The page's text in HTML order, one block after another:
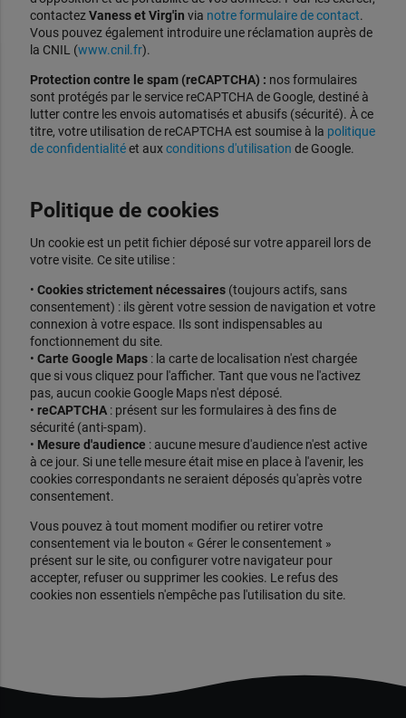
contactezVaness et Virg'in via notre formulaire de contact.
Vous pouvez également introduire une réclamation auprès de
la CNIL (www.cnil.fr).
Protection contre le spam (reCAPTCHA) : nos formulaires
sont protégés par le service reCAPTCHA de Google, destiné à
lutter contre les envois automatisés et abusifs (sécurité). À ce
titre, votre utilisation de reCAPTCHA est soumise à la politique
de confidentialitéet auxconditions d'utilisation de Google.
Politique de cookies
Un cookie est un petit fichier déposé sur votre appareil lors de
votre visite. Ce site utilise :
• Cookies strictement nécessaires(toujours actifs, sans
consentement) : ils gèrent votre session de navigation et votre
connexion à votre espace. Ils sont indispensables au
fonctionnement du site.
• Carte Google Maps: la carte de localisation n'est chargée
que si vous cliquez pour l'afficher. Tant que vous ne l'activez
pas, aucun cookie Google Maps n'est déposé.
• reCAPTCHA: présent sur les formulaires à des fins de
sécurité (anti-spam).
• Mesure d'audience : aucune mesure d'audience n'est active
à ce jour. Si une telle mesure était mise en place à l'avenir, les
cookies correspondants ne seraient déposés qu'après votre
consentement.
Vous pouvez à tout moment modifier ou retirer votre
consentement via le bouton « Gérer le consentement »
présent sur le site, ou configurer votre navigateur pour
accepter, refuser ou supprimer les cookies. Le refus des
cookies non essentiels n'empêche pas l'utilisation du site.